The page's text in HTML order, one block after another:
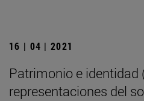
16 | 04 | 2021
Patrimonio e identidad
representaciones del